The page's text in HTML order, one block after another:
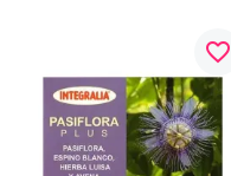
favorite_border